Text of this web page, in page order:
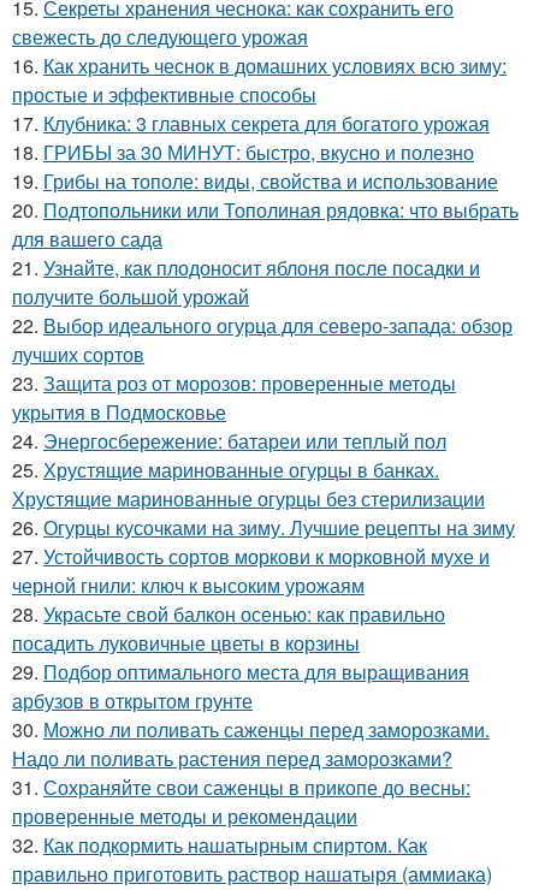
15. Секреты хранения чеснока: как сохранить его
свежесть до следующего урожая
16. Как хранить чеснок в домашних условиях всю зиму:
простые и эффективные способы
17. Клубника: 3 главных секрета для богатого урожая
18. ГРИБЫ за 30 МИНУТ: быстро, вкусно и полезно
19. Грибы на тополе: виды, свойства и использование
20. Подтопольники или Тополиная рядовка: что выбрать
для вашего сада
21. Узнайте, как плодоносит яблоня после посадки и
получите большой урожай
22. Выбор идеального огурца для северо-запада: обзор
лучших сортов
23. Защита роз от морозов: проверенные методы
укрытия в Подмосковье
24. Энергосбережение: батареи или теплый пол
25. Хрустящие маринованные огурцы в банках.
Хрустящие маринованные огурцы без стерилизации
26. Огурцы кусочками на зиму. Лучшие рецепты на зиму
27. Устойчивость сортов моркови к морковной мухе и
черной гнили: ключ к высоким урожаям
28. Украсьте свой балкон осенью: как правильно
посадить луковичные цветы в корзины
29. Подбор оптимального места для выращивания
арбузов в открытом грунте
30. Можно ли поливать саженцы перед заморозками.
Надо ли поливать растения перед заморозками?
31. Сохраняйте свои саженцы в прикопе до весны:
проверенные методы и рекомендации
32. Как подкормить нашатырным спиртом. Как
правильно приготовить раствор нашатыря (аммиака)